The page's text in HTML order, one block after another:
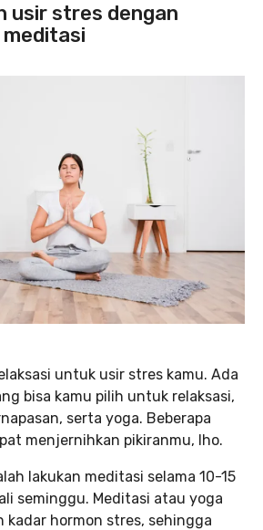
usir stres dengan
untuk usir stres kamu. Ada
bisa kamu pilih untuk relaksasi,
serta yoga. Beberapa
menjernihkan pikiranmu, lho.
lakukan meditasi selama 10-15
seminggu. Meditasi atau yoga
kadar hormon stres, sehingga